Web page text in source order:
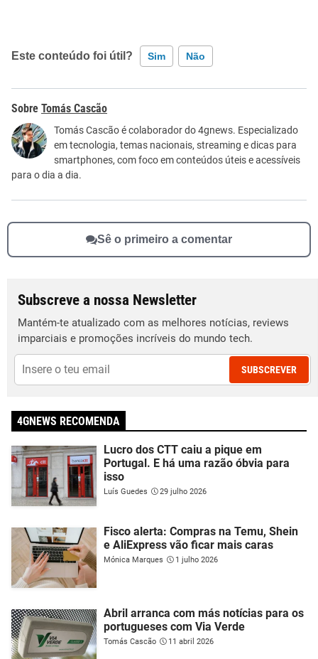
Este conteúdo foi útil? Sim Não
Este conteúdo contém informação incorreta
Este conteúdo não tem a informação que procuro
Outro
Tomás Cascão
Tomás Cascão é colaborador do 4gnews. Especializado
em tecnologia, temas nacionais, streaming e dicas para
smartphones, com foco em conteúdos úteis e acessíveis
para o dia a dia.
Sê o primeiro a comentar
Subscreve a nossa Newsletter
Mantém-te atualizado com as melhores notícias, reviews
imparciais e promoções incríveis do mundo tech.
SUBSCREVER
4GNEWS RECOMENDA
Lucro dos CTT caiu a pique em
Portugal. E há uma razão óbvia para
isso
Luís Guedes 29 julho 2026
Fisco alerta: Compras na Temu, Shein
e AliExpress vão ficar mais caras
Mónica Marques 1 julho 2026
Abril arranca com más notícias para os
portugueses com Via Verde
Tomás Cascão 11 abril 2026